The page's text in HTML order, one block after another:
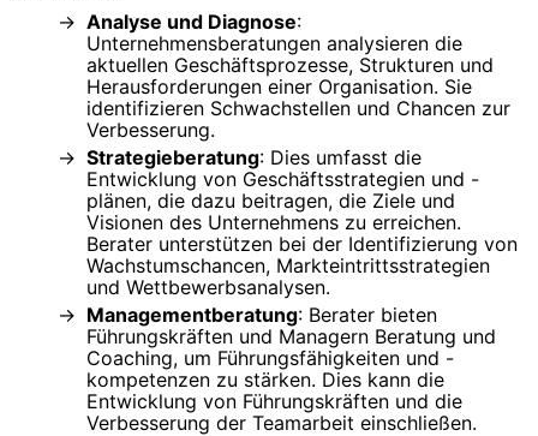
Analyse und Diagnose:
Unternehmensberatungen analysieren die
aktuellen Geschäftsprozesse, Strukturen und
Herausforderungen einer Organisation. Sie
identifizieren Schwachstellen und Chancen zur
Verbesserung.
Strategieberatung: Dies umfasst die
Entwicklung von Geschäftsstrategien und -
plänen, die dazu beitragen, die Ziele und
Visionen des Unternehmens zu erreichen.
Berater unterstützen bei der Identifizierung von
Wachstumschancen, Markteintrittsstrategien
und Wettbewerbsanalysen.
Managementberatung: Berater bieten
Führungskräften und Managern Beratung und
Coaching, um Führungsfähigkeiten und -
kompetenzen zu stärken. Dies kann die
Entwicklung von Führungskräften und die
Verbesserung der Teamarbeit einschließen.